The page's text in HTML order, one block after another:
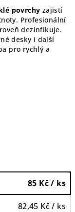
povrchy zajistí
Profesionální
dezinfikuje.
desky i další
pro rychlý a
85 Kč/ ks
82,45 Kč/ ks